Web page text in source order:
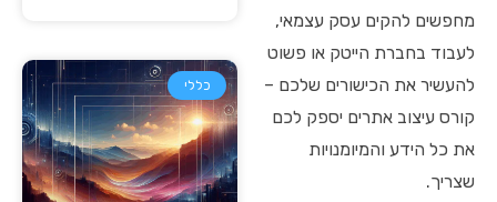
מחפשים להקים עסק עצמאי,
לעבוד בחברת הייטק או פשוט
להעשיר את הכישורים שלכם –
קורס עיצוב אתרים יספק לכם
את כל הידע והמיומנויות
שצריך.
כללי